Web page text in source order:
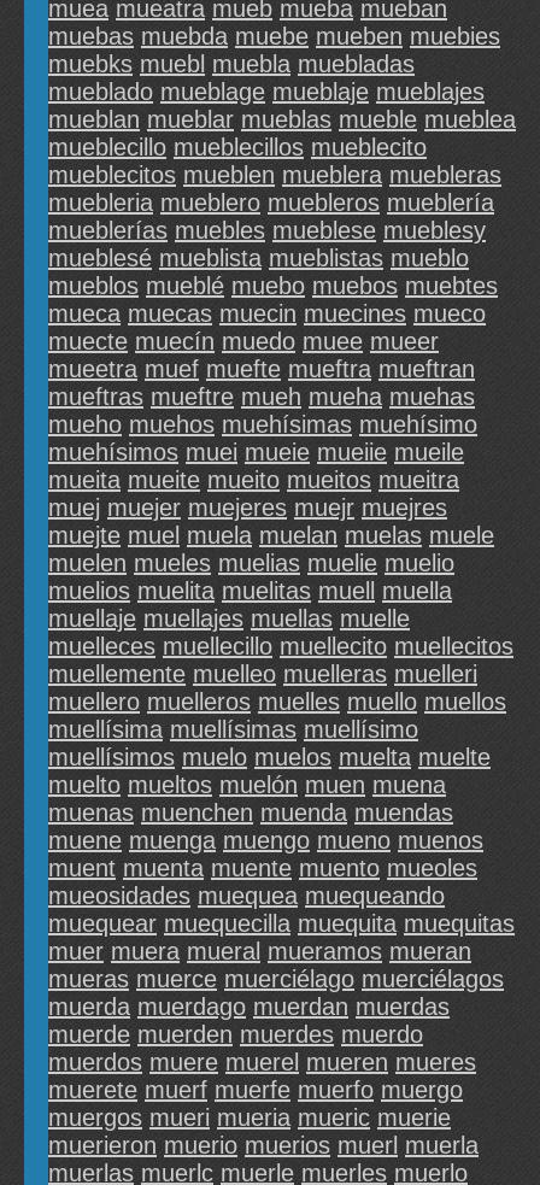
muea mueatra mueb mueba mueban
muebas muebda muebe mueben muebies
muebks muebl muebla muebladas
mueblado mueblage mueblaje mueblajes
mueblan mueblar mueblas mueble mueblea
mueblecillo mueblecillos mueblecito
mueblecitos mueblen mueblera muebleras
muebleria mueblero muebleros mueblería
mueblerías muebles mueblese mueblesy
mueblesé mueblista mueblistas mueblo
mueblos mueblé muebo muebos muebtes
mueca muecas muecin muecines mueco
muecte muecín muedo muee mueer
mueetra muef muefte mueftra mueftran
mueftras mueftre mueh mueha muehas
mueho muehos muehísimas muehísimo
muehísimos muei mueie mueiie mueile
mueita mueite mueito mueitos mueitra
muej muejer muejeres muejr muejres
muejte muel muela muelan muelas muele
muelen mueles muelias muelie muelio
muelios muelita muelitas muell
muella
muellaje muellajes muellas muelle
muelleces muellecillo muellecito muellecitos
muellemente muelleo muelleras muelleri
muellero muelleros muelles muello muellos
muellísima muellísimas muellísimo
muellísimos muelo muelos muelta muelte
muelto mueltos muelón muen muena
muenas muenchen muenda muendas
muene muenga muengo mueno muenos
muent muenta muente muento mueoles
mueosidades muequea muequeando
muequear muequecilla muequita muequitas
muer muera mueral mueramos mueran
mueras muerce muerciélago muerciélagos
muerda muerdago muerdan muerdas
muerde muerden muerdes muerdo
muerdos muere muerel mueren mueres
muerete muerf muerfe muerfo muergo
muergos mueri mueria mueric muerie
muerieron muerio muerios muerl muerla
muerlas muerlc muerle muerles muerlo